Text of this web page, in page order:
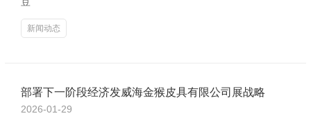
新闻动态
部署下一阶段经济发威海金猴皮具有限公司展战略
2026-01-29